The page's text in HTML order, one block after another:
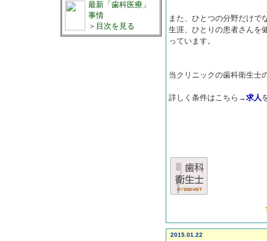
最新「歯科医療」
事情
＞目次を見る
また、ひとつの分野だけで
生涯、ひとりの患者さんを
っています。
当クリニックの歯科衛生士
詳しく条件はこちら→求人
2015.01.22